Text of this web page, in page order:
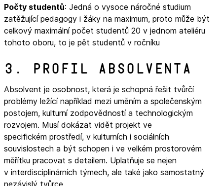
Počty studentů: Jedná o vysoce náročné studium
zatěžující pedagogy i žáky na maximum, proto může být
celkový maximální počet studentů 20 v jednom ateliéru
tohoto oboru, to je pět studentů v ročníku
3. Profil absolventa
Absolvent je osobnost, která je schopná řešit tvůrčí
problémy ležící například mezi uměním a společenským
postojem, kulturní zodpovědností a technologickým
rozvojem. Musí dokázat vidět projekt ve
specifickém prostředí, v kulturních i sociálních
souvislostech a být schopen i ve velkém prostorovém
měřítku pracovat s detailem. Uplatňuje se nejen
v interdisciplinárních týmech, ale také jako samostatný
nezávislý tvůrce.